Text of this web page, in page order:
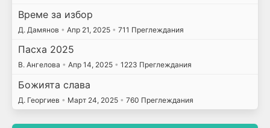
Време за избор
Д. Дамянов • Апр 21, 2025 • 711 Преглеждания
Пасха 2025
В. Ангелова • Апр 14, 2025 • 1223 Преглеждания
Божията слава
Д. Георгиев • Март 24, 2025 • 760 Преглеждания